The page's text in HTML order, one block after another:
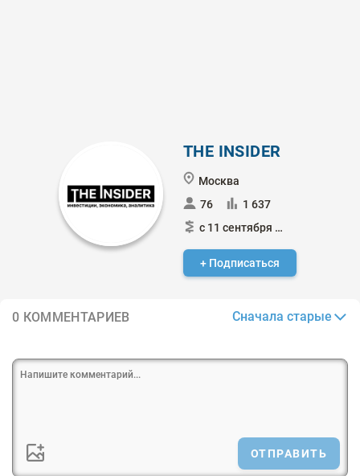
THE INSIDER
Москва
76
1 637
с 11 сентября 2024
+ Подписаться
0 КОММЕНТАРИЕВ Сначала старые
ОТПРАВИТЬ